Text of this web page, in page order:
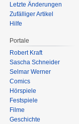
Letzte Änderungen
Zufälliger Artikel
Hilfe
Portale
Robert Kraft
Sascha Schneider
Selmar Werner
Comics
Hörspiele
Festspiele
Filme
Geschichte